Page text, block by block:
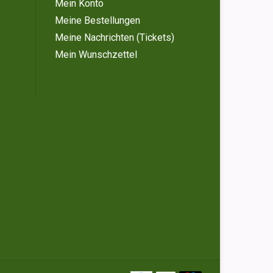
Mein Konto
Meine Bestellungen
Meine Nachrichten (Tickets)
Mein Wunschzettel